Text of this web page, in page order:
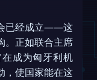
已经成立——这
。正如联合主席
成为匈牙利机
，使国家能在这